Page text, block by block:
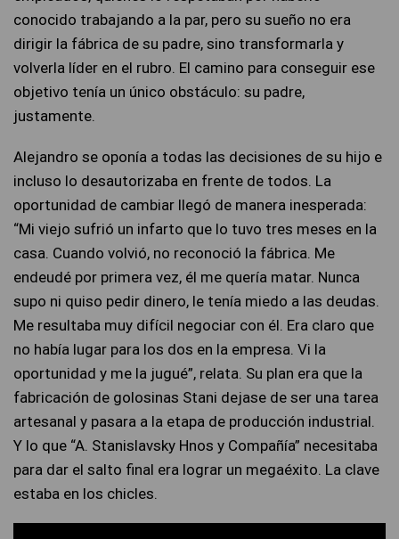
conocido trabajando a la par, pero su sueño no era
dirigir la fábrica de su padre, sino transformarla y
volverla líder en el rubro. El camino para conseguir ese
objetivo tenía un único obstáculo: su padre,
justamente.
Alejandro se oponía a todas las decisiones de su hijo e
incluso lo desautorizaba en frente de todos. La
oportunidad de cambiar llegó de manera inesperada:
“Mi viejo sufrió un infarto que lo tuvo tres meses en la
casa. Cuando volvió, no reconoció la fábrica. Me
endeudé por primera vez, él me quería matar. Nunca
supo ni quiso pedir dinero, le tenía miedo a las deudas.
Me resultaba muy difícil negociar con él. Era claro que
no había lugar para los dos en la empresa. Vi la
oportunidad y me la jugué”, relata. Su plan era que la
fabricación de golosinas Stani dejase de ser una tarea
artesanal y pasara a la etapa de producción industrial.
Y lo que “A. Stanislavsky Hnos y Compañía” necesitaba
para dar el salto final era lograr un megaéxito. La clave
estaba en los chicles.